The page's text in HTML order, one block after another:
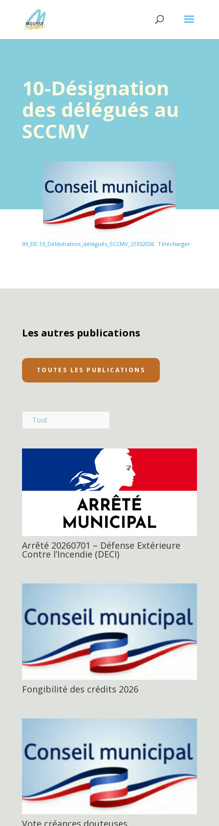
10-Désignation
des délégués au
SCCMV
99_DE-10_Délibération_délégués_SCCMV_21032026 Télécharger
Les autres publications
TOUTES LES PUBLICATIONS
Tout
Arrêté 20260701 – Défense Extérieure
Contre l’Incendie (DECI)
Fongibilité des crédits 2026